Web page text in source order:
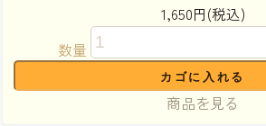
1,650円(税込)
数量
商品を見る